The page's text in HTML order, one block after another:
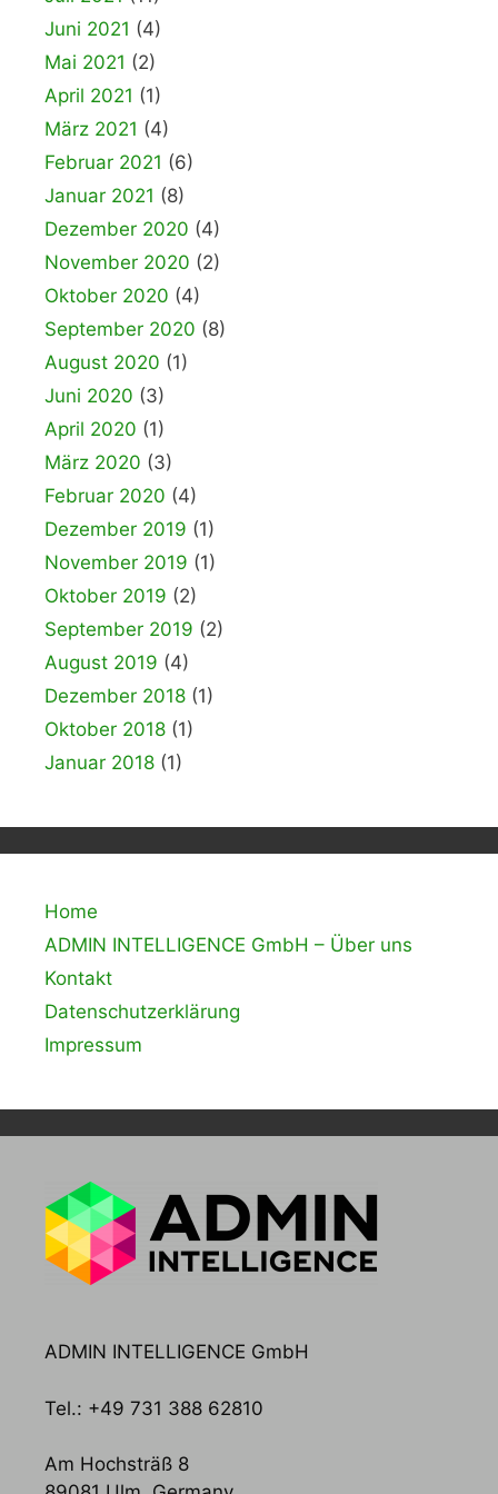
Juni 2021 (4)
Mai 2021 (2)
April 2021 (1)
März 2021 (4)
Februar 2021 (6)
Januar 2021 (8)
Dezember 2020 (4)
November 2020 (2)
Oktober 2020 (4)
September 2020 (8)
August 2020 (1)
Juni 2020 (3)
April 2020 (1)
März 2020 (3)
Februar 2020 (4)
Dezember 2019 (1)
November 2019 (1)
Oktober 2019 (2)
September 2019 (2)
August 2019 (4)
Dezember 2018 (1)
Oktober 2018 (1)
Januar 2018 (1)
Home
ADMIN INTELLIGENCE GmbH – Über uns
Kontakt
Datenschutzerklärung
Impressum
ADMIN INTELLIGENCE GmbH
Tel.: +49 731 388 62810
Am Hochsträß 8